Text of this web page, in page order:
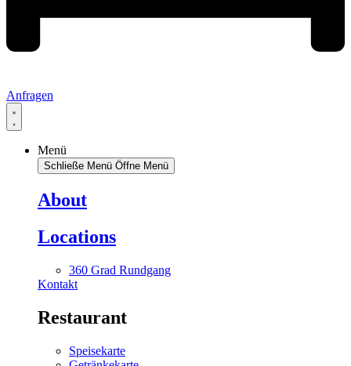
Anfragen
Menü
Schließe Menü Öffne Menü
About
Locations
360 Grad Rundgang
Kontakt
Restaurant
Speisekarte